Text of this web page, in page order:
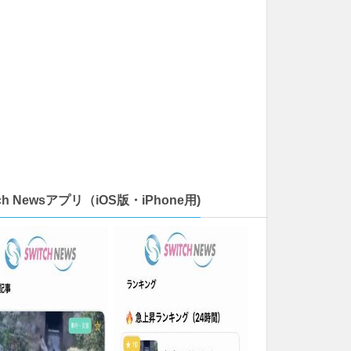
Newsアプリ（iOS版・iPhone用)